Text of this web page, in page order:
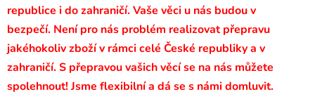
republice i do zahraničí. Vaše věci u nás budou v
bezpečí. Není pro nás problém realizovat přepravu
jakéhokoliv zboží v rámci celé České republiky a v
zahraničí. S přepravou vašich věcí se na nás můžete
spolehnout! Jsme flexibilní a dá se s námi domluvit.